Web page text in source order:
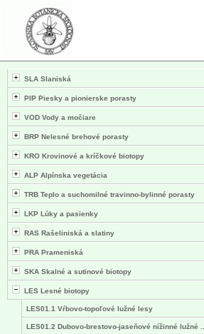
SLA Slaniská
PIP Piesky a pionierske porasty
VOD Vody a močiare
BRP Nelesné brehové porasty
KRO Krovinové a kríčkové biotopy
ALP Alpínska vegetácia
TRB Teplo a suchomilné travinno-bylinné porasty
LKP Lúky a pasienky
RAS Rašeliniská a slatiny
PRA Prameniská
SKA Skalné a sutinové biotopy
LES Lesné biotopy
LES01.1 Vŕbovo-topoľové lužné lesy
LES01.2 Dubovo-brestovo-jaseňové nížinné lužné ...